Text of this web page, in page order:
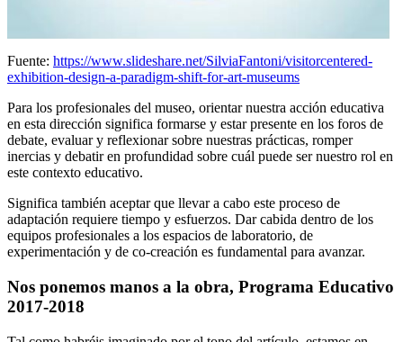
Fuente: https://www.slideshare.net/SilviaFantoni/visitorcentered-
exhibition-design-a-paradigm-shift-for-art-museums
Para los profesionales del museo, orientar nuestra acción educativa
en esta dirección significa formarse y estar presente en los foros de
debate, evaluar y reflexionar sobre nuestras prácticas, romper
inercias y debatir en profundidad sobre cuál puede ser nuestro rol en
este contexto educativo.
Significa también aceptar que llevar a cabo este proceso de
adaptación requiere tiempo y esfuerzos. Dar cabida dentro de los
equipos profesionales a los espacios de laboratorio, de
experimentación y de co-creación es fundamental para avanzar.
Nos ponemos manos a la obra, Programa Educativo
2017-2018